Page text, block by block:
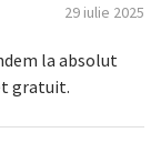
29 iulie 2025
la absolut
gratuit.